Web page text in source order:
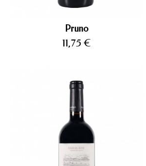
Pruno
Precio
11,75 €